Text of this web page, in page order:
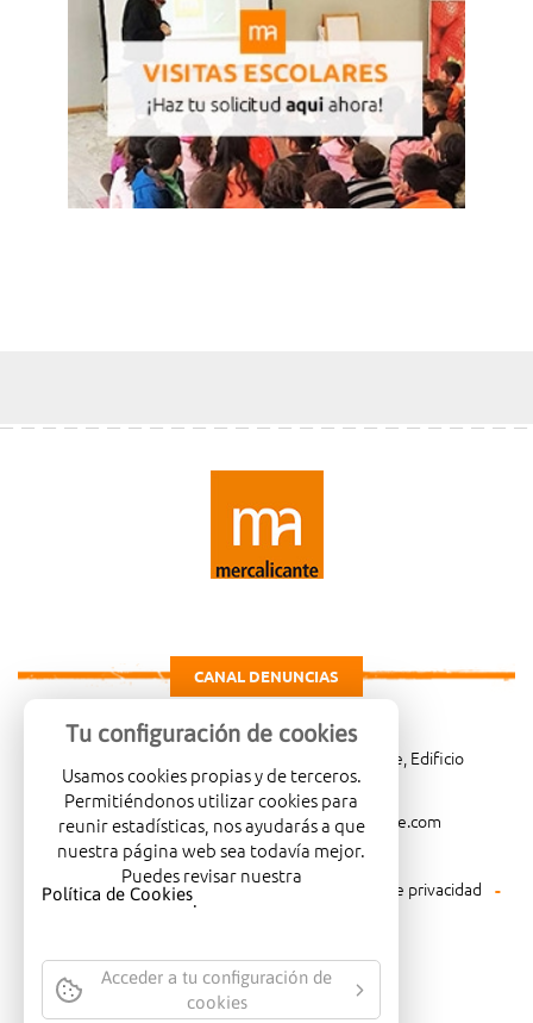
CANAL DENUNCIAS
Carretera de Madrid Km. 4, 03114 Alicante, Edificio
Administrativo, planta 3ª
966081001
merca@mercalicante.com
Aviso legal Política de cookies
Política de privacidad
Política medioambiental
EMPRESA CERTIFICADA CON EL
Tu configuración de cookies
Usamos cookies propias y de terceros.
Permitiéndonos utilizar cookies para
reunir estadísticas, nos ayudarás a que
nuestra página web sea todavía mejor.
Puedes revisar nuestra
Política de Cookies.
Acceder a tu configuración de
cookies